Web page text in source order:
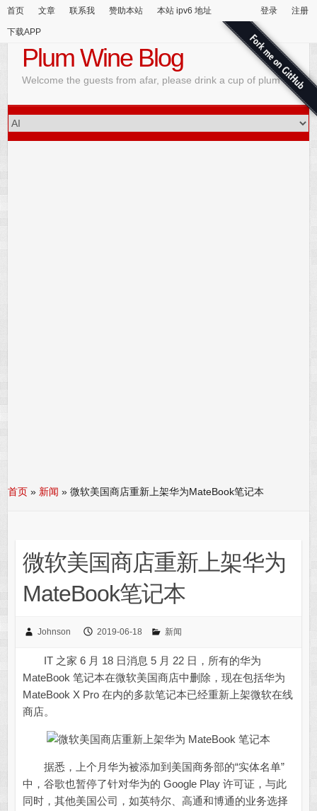
首页 文章 联系我 赞助本站 本站 ipv6 地址
下载APP
登录 注册
Plum Wine Blog
Welcome the guests from afar, please drink a cup of plum wine
首页 » 新闻 »微软美国商店重新上架华为MateBook笔记本
微软美国商店重新上架华为
MateBook笔记本
Johnson 2019-06-18 新闻
IT 之家 6 月 18 日消息 5 月 22 日，所有的华为
MateBook 笔记本在微软美国商店中删除，现在包括华为
MateBook X Pro 在内的多款笔记本已经重新上架微软在线
商店。
据悉，上个月华为被添加到美国商务部的“实体名单”
中，谷歌也暂停了针对华为的 Google Play 许可证，与此
同时，其他美国公司，如英特尔、高通和博通的业务选择